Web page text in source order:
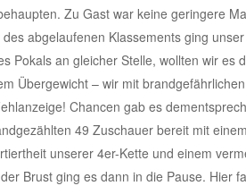
Zu Gast war keine geringere
abgelaufenen Klassements ging
Pokals an gleicher Stelle, wollten wir es
Übergewicht – wir mit
Chancen gab es
49 Zuschauer bereit mit
unserer 4er-Kette und einem
Brust ging es dann in die Pause. Hier